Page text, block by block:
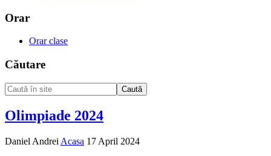
Orar
Orar clase
Căutare
Caută
Olimpiade 2024
Daniel Andrei Acasa 17 April 2024